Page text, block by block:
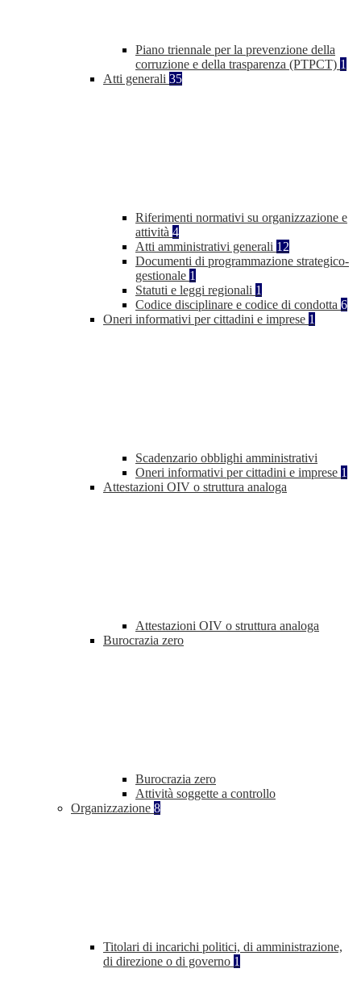
Piano triennale per la prevenzione della
corruzione e della trasparenza (PTPCT) 1
Atti generali 35
Riferimenti normativi su organizzazione e
attività 4
Atti amministrativi generali 12
Documenti di programmazione strategico-
gestionale 1
Statuti e leggi regionali 1
Codice disciplinare e codice di condotta 6
Oneri informativi per cittadini e imprese 1
Scadenzario obblighi amministrativi
Oneri informativi per cittadini e imprese 1
Attestazioni OIV o struttura analoga
Attestazioni OIV o struttura analoga
Burocrazia zero
Burocrazia zero
Attività soggette a controllo
Organizzazione 8
Titolari di incarichi politici, di amministrazione,
di direzione o di governo 1